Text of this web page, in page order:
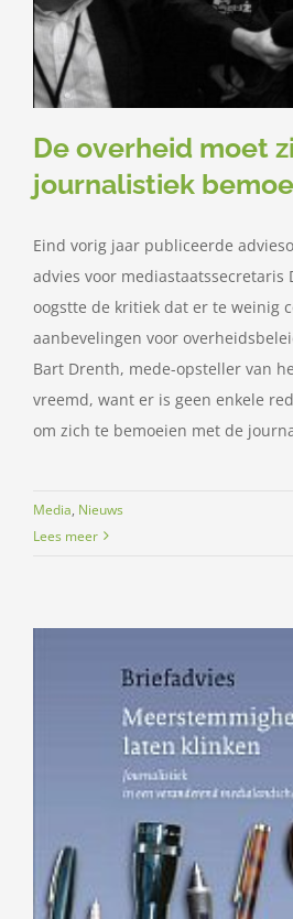
De overheid moet
journalistiek
Eind vorig jaar publiceerde
advies voor mediastaatssecretaris
oogstte de kritiek dat er te weinig
aanbevelingen voor
Bart Drenth, mede-opsteller van
vreemd, want er is geen enkele
om zich te bemoeien met de
Media, Nieuws
Lees meer